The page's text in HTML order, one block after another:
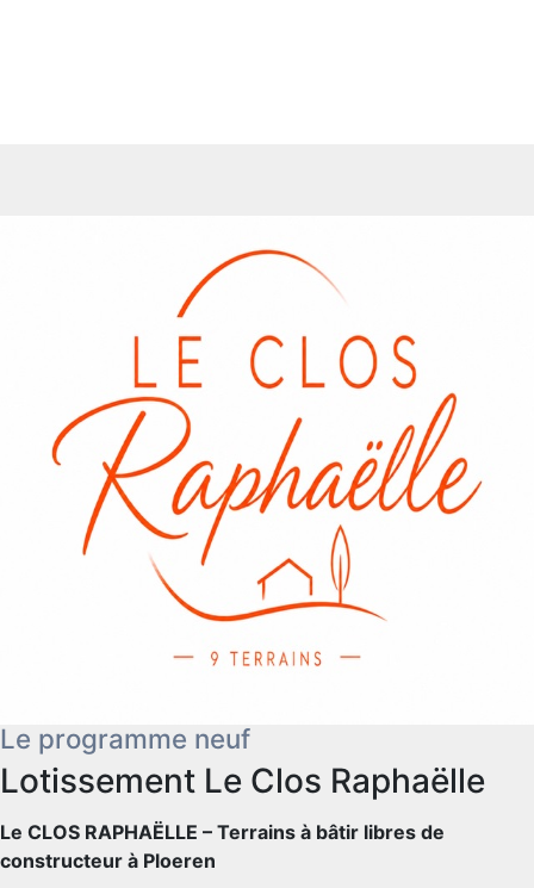
Le programme neuf
Lotissement Le Clos Raphaëlle
Le CLOS RAPHAËLLE – Terrains à bâtir libres de
constructeur à Ploeren